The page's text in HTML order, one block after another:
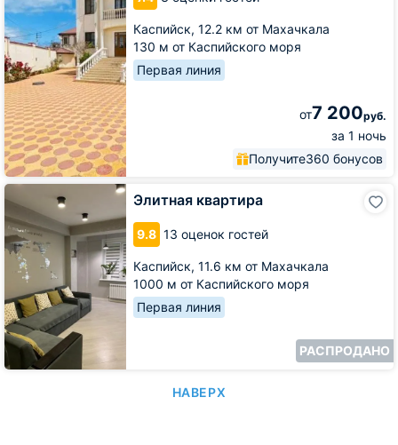
Каспийск, 12.2 км от Махачкала
130 м от Каспийского моря
Первая линия
от7 200руб.
за 1 ночь
Получите360 бонусов
Элитная квартира
9.8 13 оценок гостей
Каспийск, 11.6 км от Махачкала
1000 м от Каспийского моря
Первая линия
РАСПРОДАНО
Элитная
квартира
НАВЕРХ